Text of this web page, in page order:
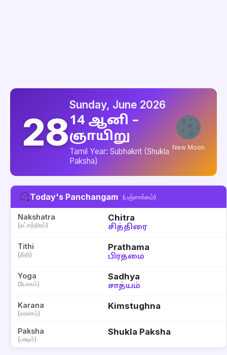
28
Sunday, June 2026
14 ஆனி –
ஞாயிறு
Tamil Year: Subhakrit (Shukla
Paksha)
New Moon
Today's Panchangam (பஞ்சாங்கம்)
Nakshatra
(நட்சத்திரம்)
Chitra
சித்திரை
Tithi
(திதி)
Prathama
பிரதமை
Yoga
(யோகம்)
Sadhya
சாத்யம்
Karana
(கரணம்)
Kimstughna
Paksha
(பக்ஷம்)
Shukla Paksha